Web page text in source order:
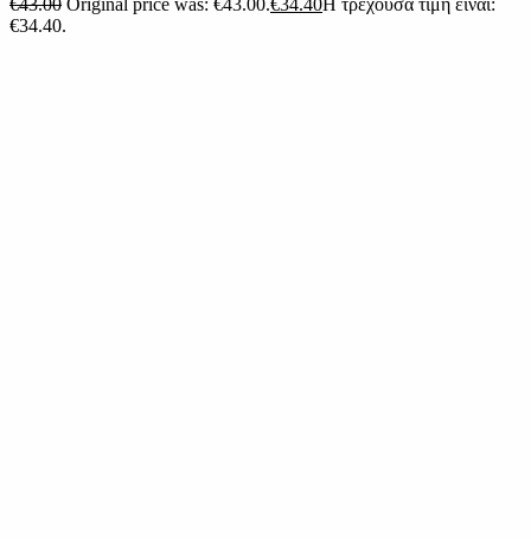
€43.00 Original price was: €43.00.€34.40Η τρέχουσα τιμή είναι:
€34.40.